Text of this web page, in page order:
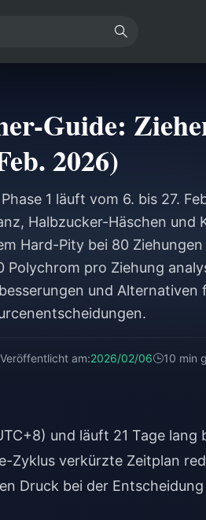
Guide:
2026)
1 läuft vom 6. bis 27.
Halbzucker-Häschen und
Hard-Pity bei 80
pro Ziehung
und Alternativen
Veröffentlicht am:2026/02/06 10 min
und läuft 21 Tage lang
Zyklus verkürzte Zeitplan
Druck bei der